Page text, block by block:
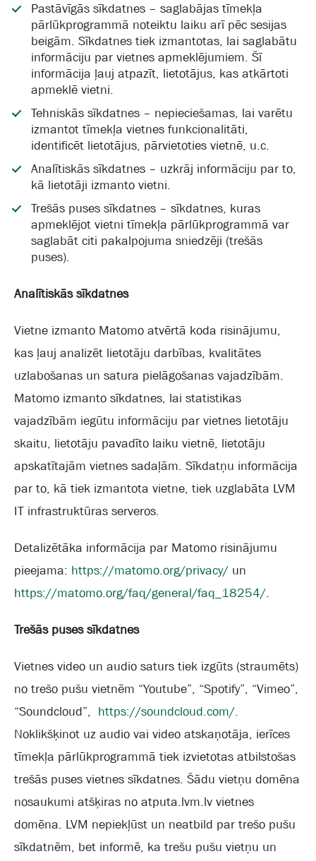
Pastāvīgās sīkdatnes – saglabājas tīmekļa
pārlūkprogrammā noteiktu laiku arī pēc sesijas
beigām. Sīkdatnes tiek izmantotas, lai saglabātu
informāciju par vietnes apmeklējumiem. Šī
informācija ļauj atpazīt, lietotājus, kas atkārtoti
apmeklē vietni.
Tehniskās sīkdatnes – nepieciešamas, lai varētu
izmantot tīmekļa vietnes funkcionalitāti,
identificēt lietotājus, pārvietoties vietnē, u.c.
Analītiskās sīkdatnes – uzkrāj informāciju par to,
kā lietotāji izmanto vietni.
Trešās puses sīkdatnes – sīkdatnes, kuras
apmeklējot vietni tīmekļa pārlūkprogrammā var
saglabāt citi pakalpojuma sniedzēji (trešās
puses).
Analītiskās sīkdatnes
Vietne izmanto Matomo atvērtā koda risinājumu,
kas ļauj analizēt lietotāju darbības, kvalitātes
uzlabošanas un satura pielāgošanas vajadzībām.
Matomo izmanto sīkdatnes, lai statistikas
vajadzībām iegūtu informāciju par vietnes lietotāju
skaitu, lietotāju pavadīto laiku vietnē, lietotāju
apskatītajām vietnes sadaļām. Sīkdatņu informācija
par to, kā tiek izmantota vietne, tiek uzglabāta LVM
IT infrastruktūras serveros.
Detalizētāka informācija par Matomo risinājumu
pieejama: https://matomo.org/privacy/ un
https://matomo.org/faq/general/faq_18254/.
Trešās puses sīkdatnes
Vietnes video un audio saturs tiek izgūts (straumēts)
no trešo pušu vietnēm “Youtube”, “Spotify”, “Vimeo”,
“Soundcloud”, https://soundcloud.com/.
Noklikšķinot uz audio vai video atskaņotāja, ierīces
tīmekļa pārlūkprogrammā tiek izvietotas atbilstošas
trešās puses vietnes sīkdatnes. Šādu vietņu domēna
nosaukumi atšķiras no atputa.lvm.lv vietnes
domēna. LVM nepiekļūst un neatbild par trešo pušu
sīkdatnēm, bet informē, ka trešu pušu vietņu un